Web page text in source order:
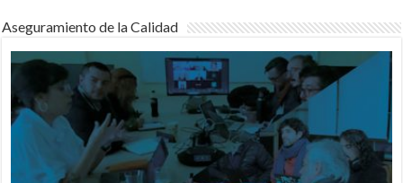
Aseguramiento de la Calidad